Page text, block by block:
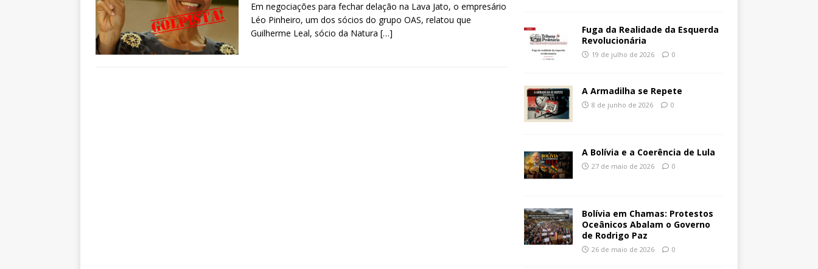
Em negociações para fechar delação na Lava Jato, o empresário
Léo Pinheiro, um dos sócios do grupo OAS, relatou que
Guilherme Leal, sócio da Natura […]
Fuga da Realidade da Esquerda
Revolucionária
19 de julho de 2026 0
A Armadilha se Repete
8 de junho de 2026 0
A Bolívia e a Coerência de Lula
27 de maio de 2026 0
Bolívia em Chamas: Protestos
Oceânicos Abalam o Governo
de Rodrigo Paz
26 de maio de 2026 0